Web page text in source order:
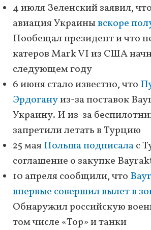
4 июля Зеленский заявил,
авиация Украинывскоре
Пообещал президент и что
катеров Mark VI из США
следующем году
6 июня стало известно, что
Эрдогануиз-за поставок
Украину. И из-за
запретили летать в Турцию
25 маяПольша подписалас
соглашение о закупке
10 апреля сообщили, что
впервые совершил вылет в
Обнаружил российскую
том числе «Тор» и танки